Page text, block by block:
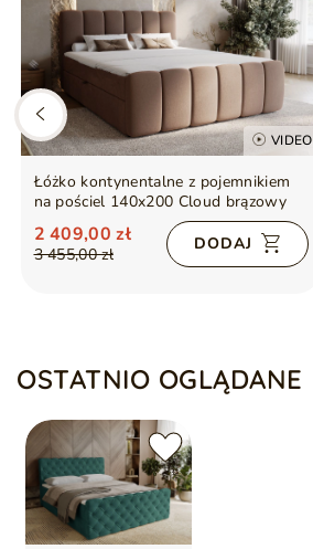
VIDEO
Łóżko kontynentalne z pojemnikiem
na pościel 140x200 Cloud brązowy
3 455,00 zł
2 409,00 zł DODAJ
OSTATNIO OGLĄDANE